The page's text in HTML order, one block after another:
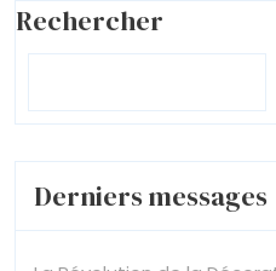
Rechercher
Derniers messages